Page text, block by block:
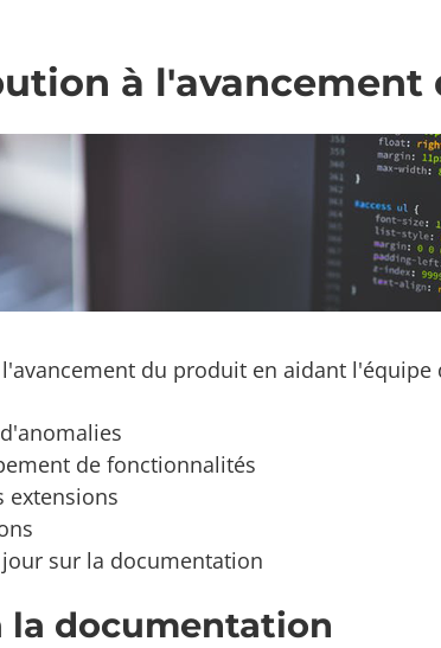
à l'avancement
du produit en aidant
de fonctionnalités
extensions
sur la documentation
documentation